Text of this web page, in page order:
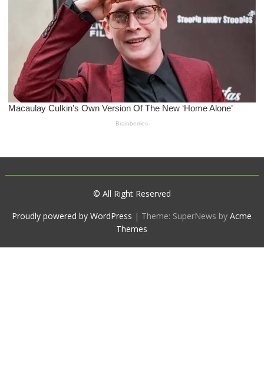
© All Right Reserved
Proudly powered by WordPress | Theme: SuperNews byAcme
Themes